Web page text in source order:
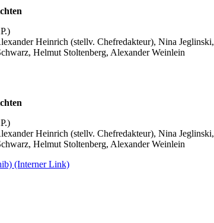
Heinrich (stellv. Chefredakteur), Nina Jeglinski,
Helmut Stoltenberg, Alexander Weinlein
Heinrich (stellv. Chefredakteur), Nina Jeglinski,
Helmut Stoltenberg, Alexander Weinlein
(Interner Link)